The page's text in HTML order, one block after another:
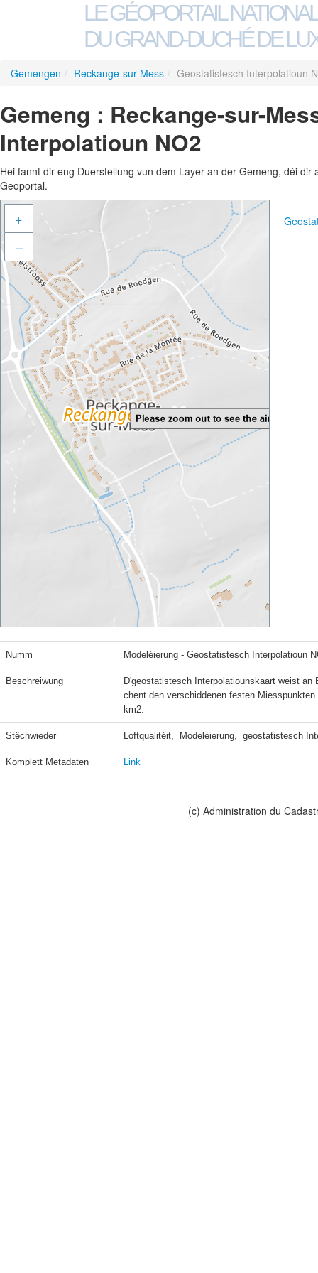
LE GÉOPORTAIL NATIONAL
DU GRAND-DUCHÉ DE
Gemengen / Reckange-sur-Mess / Geostatistesch Interpolatioun
Gemeng : Reckange-sur-
Interpolatioun NO2
Hei fannt dir eng Duerstellung vun dem Layer an der Gemeng, déi
Geoportal.
+
–
Numm Modeléierung - Geostatistesch Interpolatioun
Beschreiwung
D'geostatistesch Interpolatiounskaart weist
chent den verschiddenen festen
km2.
Stëchwieder Loftqualitéit,  Modeléierung,  geostatistesch
Komplett Metadaten Link
(c) Administration du